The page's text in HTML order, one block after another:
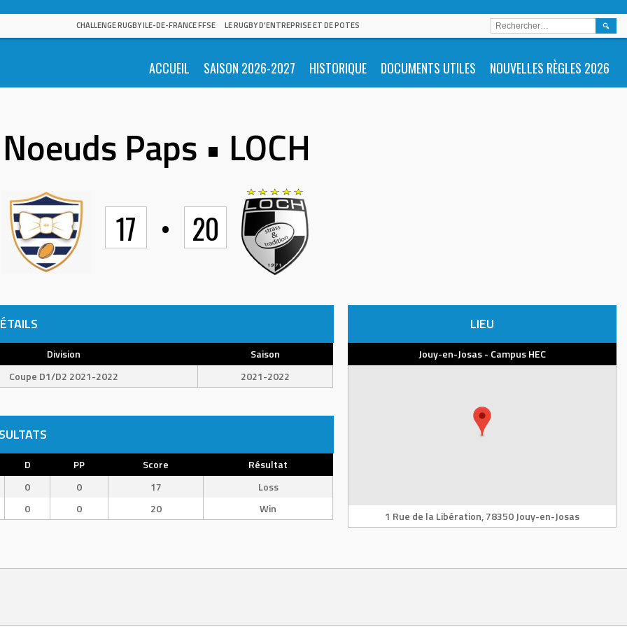
CHALLENGE RUGBY ILE-DE-FRANCE FFSE LE RUGBY D'ENTREPRISE ET DE POTES
ACCUEIL SAISON 2026-2027 HISTORIQUE DOCUMENTS UTILES NOUVELLES RÈGLES 2026
Noeuds Paps • LOCH
17 • 20
Division
Saison
Coupe D1/D2 2021-2022 2021-2022
LIEU
Jouy-en-Josas - Campus HEC
1 Rue de la Libération, 78350 Jouy-en-Josas
D PP Score
Résultat
0 0 17
Loss
0 0 20 Win